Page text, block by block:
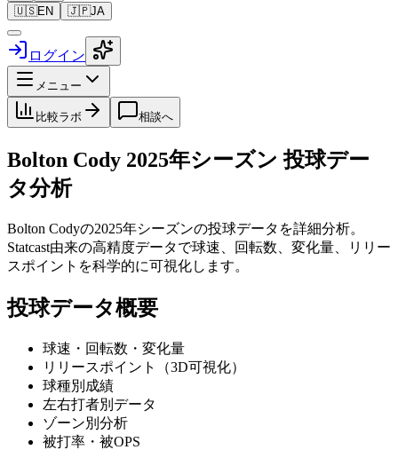
🇺🇸EN 🇯🇵JA
ログイン
メニュー
比較ラボ 相談へ
Bolton Cody 2025年シーズン 投球デー
タ分析
Bolton Codyの2025年シーズンの投球データを詳細分析。
Statcast由来の高精度データで球速、回転数、変化量、リリー
スポイントを科学的に可視化します。
投球データ概要
球速・回転数・変化量
リリースポイント（3D可視化）
球種別成績
左右打者別データ
ゾーン別分析
被打率・被OPS